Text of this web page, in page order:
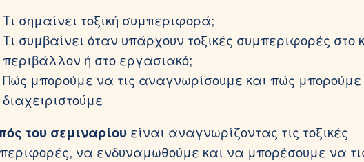
Τι σημαίνει τοξική συμπεριφορά;
Τι συμβαίνει όταν υπάρχουν τοξικές συμπεριφορές στο
περιβάλλον ή στο εργασιακό;
Πώς μπορούμε να τις αναγνωρίσουμε και πώς μπορούμε
διαχειριστούμε
του σεμιναρίου είναι αναγνωρίζοντας τις τοξικές
να ενδυναμωθούμε και να μπορέσουμε να